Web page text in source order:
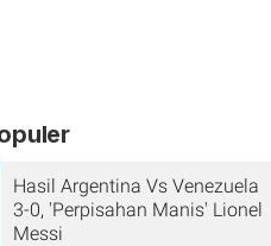
Hasil Argentina Vs Venezuela
3-0, 'Perpisahan Manis' Lionel
Messi